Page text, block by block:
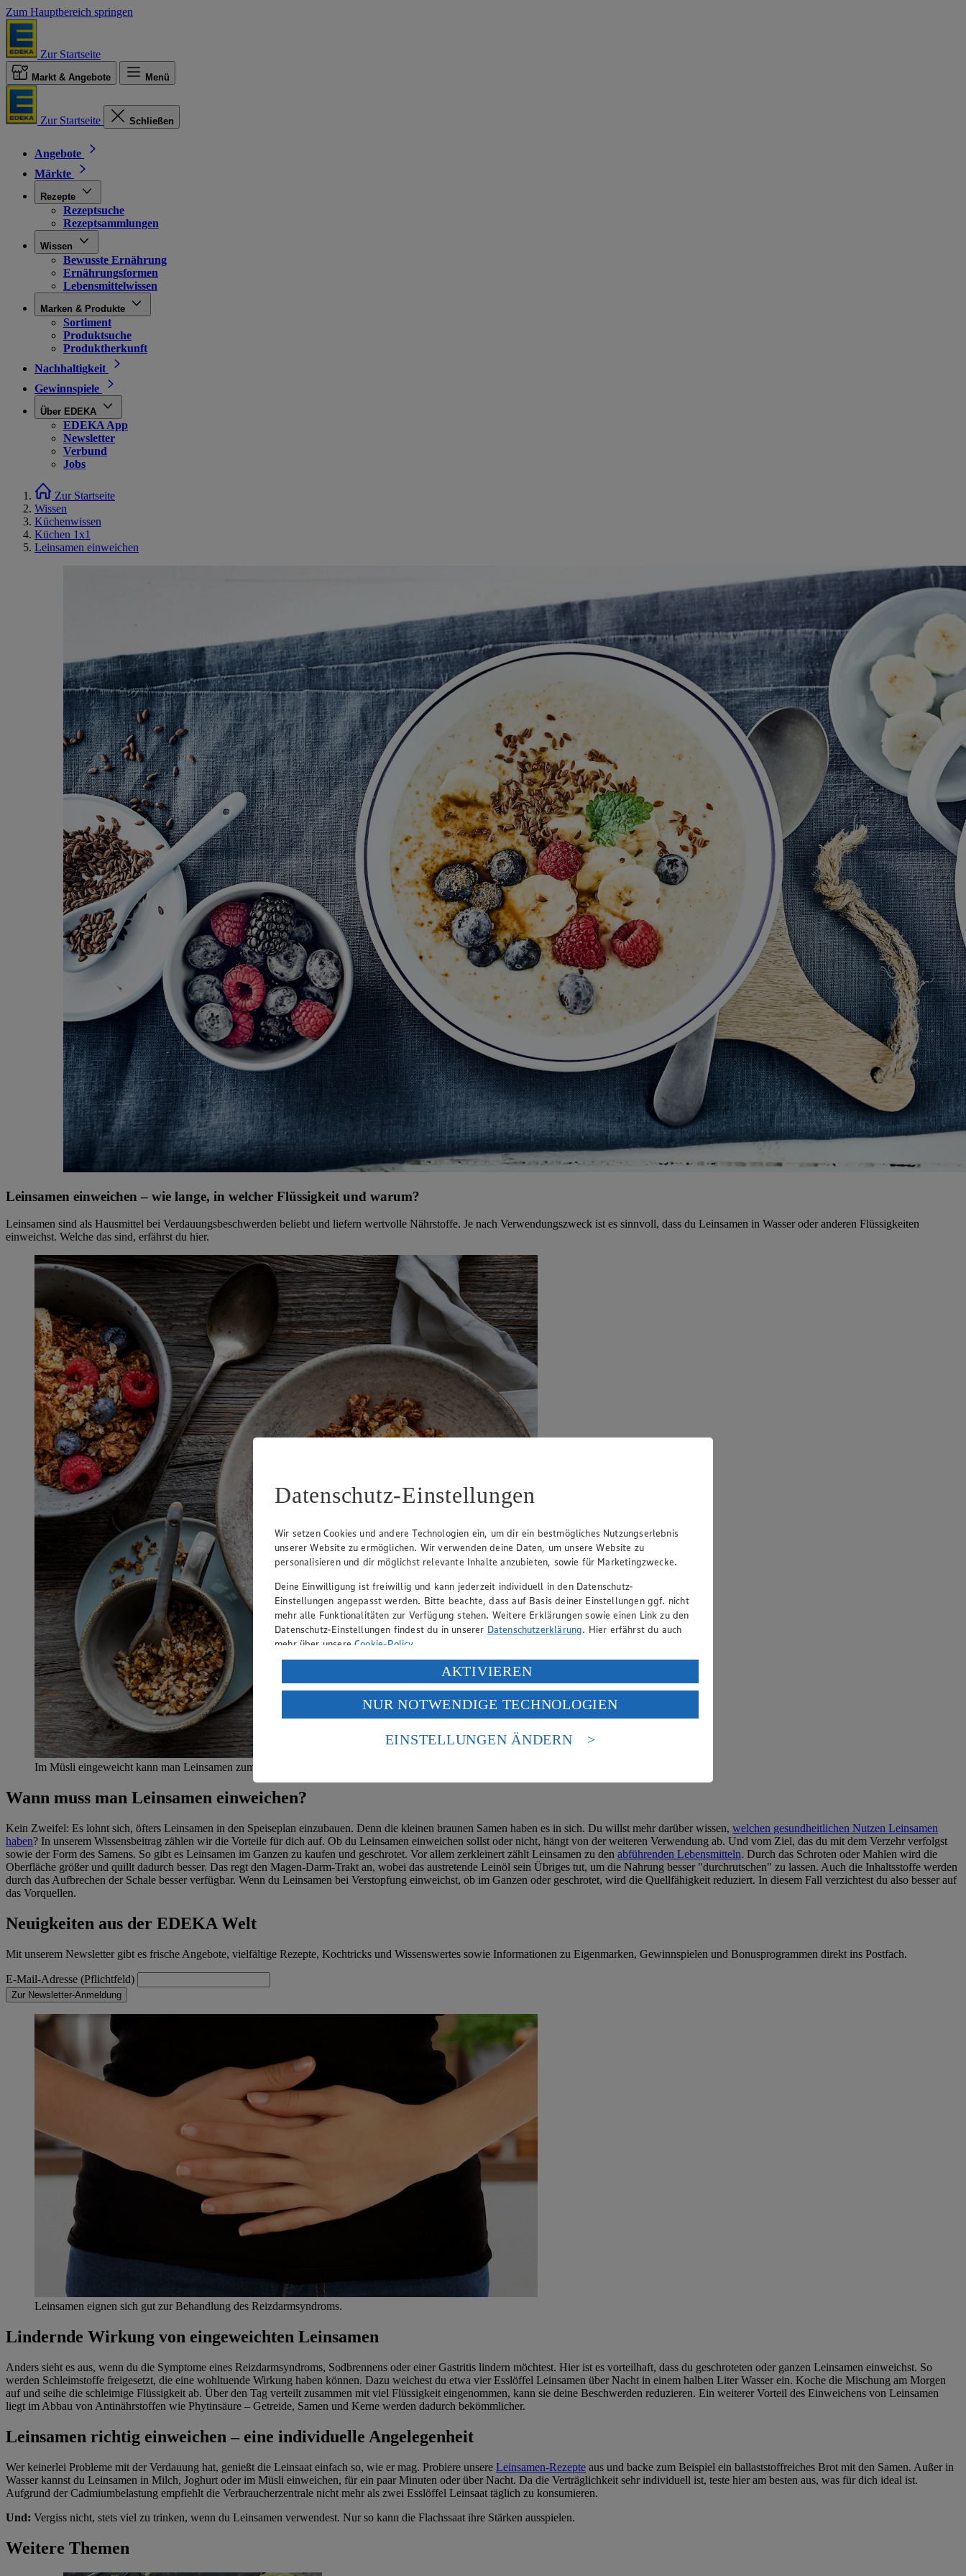
Zum Hauptbereich springen
Zur Startseite
Markt & Angebote Menü
Zur Startseite Schließen
Angebote
Märkte
Rezepte
Rezeptsuche
Rezeptsammlungen
Wissen
Bewusste Ernährung
Ernährungsformen
Lebensmittelwissen
Marken & Produkte
Sortiment
Produktsuche
Produktherkunft
Nachhaltigkeit
Gewinnspiele
Über EDEKA
EDEKA App
Newsletter
Verbund
Jobs
Zur Startseite
Wissen
Küchenwissen
Küchen 1x1
Leinsamen einweichen
Leinsamen einweichen – wie lange, in welcher Flüssigkeit und warum?
Leinsamen sind als Hausmittel bei Verdauungsbeschwerden beliebt und liefern wertvolle Nährstoffe. Je nach Verwendungszweck ist es sinnvoll, dass du Leinsamen in Wasser oder anderen Flüssigkeiten
einweichst. Welche das sind, erfährst du hier.
Im Müsli eingeweicht kann man Leinsamen zum Frühstück einnehmen.
Wann muss man Leinsamen einweichen?
Kein Zweifel: Es lohnt sich, öfters Leinsamen in den Speiseplan einzubauen. Denn die kleinen braunen Samen haben es in sich. Du willst mehr darüber wissen, welchen gesundheitlichen Nutzen Leinsamen
haben? In unserem Wissensbeitrag zählen wir die Vorteile für dich auf. Ob du Leinsamen einweichen sollst oder nicht, hängt von der weiteren Verwendung ab. Und vom Ziel, das du mit dem Verzehr verfolgst
sowie der Form des Samens. So gibt es Leinsamen im Ganzen zu kaufen und geschrotet. Vor allem zerkleinert zählt Leinsamen zu den abführenden Lebensmitteln. Durch das Schroten oder Mahlen wird die
Oberfläche größer und quillt dadurch besser. Das regt den Magen-Darm-Trakt an, wobei das austretende Leinöl sein Übriges tut, um die Nahrung besser "durchrutschen" zu lassen. Auch die Inhaltsstoffe werden
durch das Aufbrechen der Schale besser verfügbar. Wenn du Leinsamen bei Verstopfung einweichst, ob im Ganzen oder geschrotet, wird die Quellfähigkeit reduziert. In diesem Fall verzichtest du also besser auf
das Vorquellen.
Neuigkeiten aus der EDEKA Welt
Mit unserem Newsletter gibt es frische Angebote, vielfältige Rezepte, Kochtricks und Wissenswertes sowie Informationen zu Eigenmarken, Gewinnspielen und Bonusprogrammen direkt ins Postfach.
E-Mail-Adresse (Pflichtfeld)
Zur Newsletter-Anmeldung
Leinsamen eignen sich gut zur Behandlung des Reizdarmsyndroms.
Lindernde Wirkung von eingeweichten Leinsamen
Anders sieht es aus, wenn du die Symptome eines Reizdarmsyndroms, Sodbrennens oder einer Gastritis lindern möchtest. Hier ist es vorteilhaft, dass du geschroteten oder ganzen Leinsamen einweichst. So
werden Schleimstoffe freigesetzt, die eine wohltuende Wirkung haben können. Dazu weichest du etwa vier Esslöffel Leinsamen über Nacht in einem halben Liter Wasser ein. Koche die Mischung am Morgen
auf und seihe die schleimige Flüssigkeit ab. Über den Tag verteilt zusammen mit viel Flüssigkeit eingenommen, kann sie deine Beschwerden reduzieren. Ein weiterer Vorteil des Einweichens von Leinsamen
liegt im Abbau von Antinährstoffen wie Phytinsäure – Getreide, Samen und Kerne werden dadurch bekömmlicher.
Leinsamen richtig einweichen – eine individuelle Angelegenheit
Wer keinerlei Probleme mit der Verdauung hat, genießt die Leinsaat einfach so, wie er mag. Probiere unsere Leinsamen-Rezepte aus und backe zum Beispiel ein ballaststoffreiches Brot mit den Samen. Außer in
Wasser kannst du Leinsamen in Milch, Joghurt oder im Müsli einweichen, für ein paar Minuten oder über Nacht. Da die Verträglichkeit sehr individuell ist, teste hier am besten aus, was für dich ideal ist.
Aufgrund der Cadmiumbelastung empfiehlt die Verbraucherzentrale nicht mehr als zwei Esslöffel Leinsaat täglich zu konsumieren.
Und: Vergiss nicht, stets viel zu trinken, wenn du Leinsamen verwendest. Nur so kann die Flachssaat ihre Stärken ausspielen.
Weitere Themen
Datenschutz-Einstellungen
Wir setzen Cookies und andere Technologien ein, um dir ein bestmögliches Nutzungserlebnis
unserer Website zu ermöglichen. Wir verwenden deine Daten, um unsere Website zu
personalisieren und dir möglichst relevante Inhalte anzubieten, sowie für Marketingzwecke.
Deine Einwilligung ist freiwillig und kann jederzeit individuell in den Datenschutz-
Einstellungen angepasst werden. Bitte beachte, dass auf Basis deiner Einstellungen ggf. nicht
mehr alle Funktionalitäten zur Verfügung stehen. Weitere Erklärungen sowie einen Link zu den
Datenschutz-Einstellungen findest du in unserer Datenschutzerklärung. Hier erfährst du auch
mehr über unsereCookie-Policy.
Verarbeitung deiner personenbezogenen Daten in den USA durch Facebook und YouTube:
Wenn du auf „Aktivieren“ klickst, willigst du im Sinne des Art. 49 Abs. 1 Satz 1 lit. a) DSGVO
ein, dass deine Daten in den USA verarbeitet werden. Der EuGH sieht die USA als Land mit
einem nach europäischen Standards nicht angemessenen Datenschutzniveau an. Es besteht das
Risiko eines Zugriffs durch US-amerikanische Behörden.
AKTIVIEREN
NUR NOTWENDIGE TECHNOLOGIEN
EINSTELLUNGEN ÄNDERN